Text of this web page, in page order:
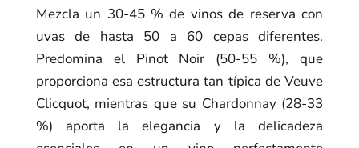
Mezcla un 30-45 % de vinos de reserva con
uvas de hasta 50 a 60 cepas diferentes.
Predomina el Pinot Noir (50-55 %), que
proporciona esa estructura tan típica de Veuve
Clicquot, mientras que su Chardonnay (28-33
%) aporta la elegancia y la delicadeza